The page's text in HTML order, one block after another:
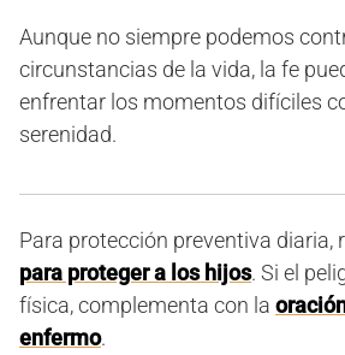
Aunque no siempre podemos
circunstancias de la vida, la fe
enfrentar los momentos difíciles
serenidad.
Para protección preventiva diaria,
para proteger a los hijos. Si el
física, complementa con la
enfermo.